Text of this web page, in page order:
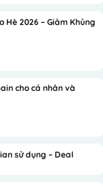
Hè 2026 – Giảm Khủng
cho cá nhân và
sử dụng – Deal